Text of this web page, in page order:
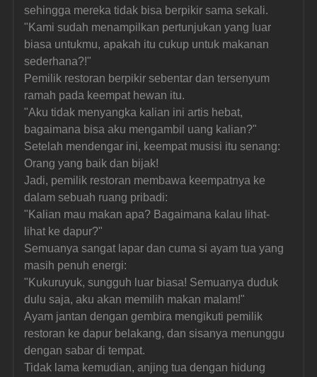
sehingga mereka tidak bisa berpikir sama sekali.
"Kami sudah menampilkan pertunjukan yang luar
biasa untukmu, apakah itu cukup untuk makanan
sederhana?!"
Pemilik restoran berpikir sebentar dan tersenyum
ramah pada keempat hewan itu.
"Aku tidak menyangka kalian ini artis hebat,
bagaimana bisa aku mengambil uang kalian?"
Setelah mendengar ini, keempat musisi itu senang:
Orang yang baik dan bijak!
Jadi, pemilik restoran membawa keempatnya ke
dalam sebuah ruang pribadi:
"Kalian mau makan apa? Bagaimana kalau lihat-
lihat ke dapur?"
Semuanya sangat lapar dan cuma si ayam tua yang
masih penuh energi:
"Kukuruyuk, sungguh luar biasa! Semuanya duduk
dulu saja, aku akan memilih makan malam!"
Ayam jantan dengan gembira mengikuti pemilik
restoran ke dapur belakang, dan sisanya menunggu
dengan sabar di tempat.
Tidak lama kemudian, anjing tua dengan hidung